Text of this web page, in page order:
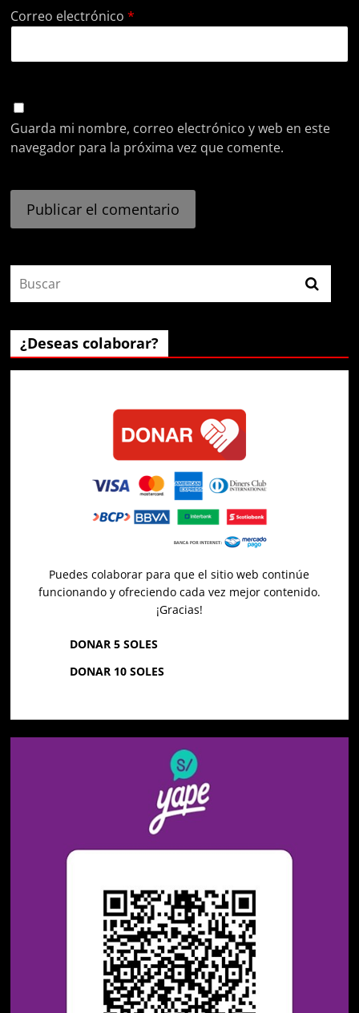
Correo electrónico*
Guarda mi nombre, correo electrónico y web en este
navegador para la próxima vez que comente.
¿Deseas colaborar?
Puedes colaborar para que el sitio web continúe
funcionando y ofreciendo cada vez mejor contenido.
¡Gracias!
DONAR 5 SOLES
DONAR 10 SOLES